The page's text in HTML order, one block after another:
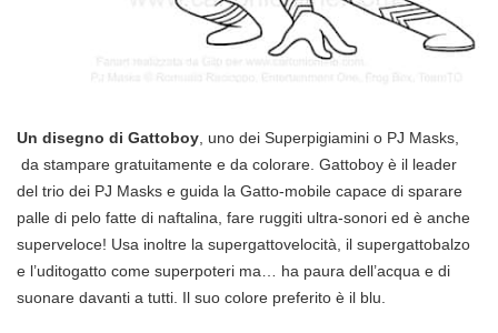
Un disegno di Gattoboy, uno dei Superpigiamini o PJ Masks,
da stampare gratuitamente e da colorare. Gattoboy è il leader
del trio dei PJ Masks e guida la Gatto-mobile capace di sparare
palle di pelo fatte di naftalina, fare ruggiti ultra-sonori ed è anche
superveloce! Usa inoltre la supergattovelocità, il supergattobalzo
e l’uditogatto come superpoteri ma… ha paura dell’acqua e di
suonare davanti a tutti. Il suo colore preferito è il blu.